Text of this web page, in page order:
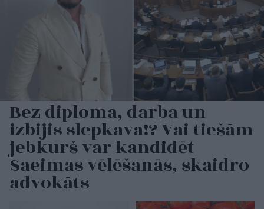
Bez diploma, darba un
izbijis slepkava!? Vai tiešām
jebkurš var kandidēt
Saeimas vēlēšanās, skaidro
advokāts